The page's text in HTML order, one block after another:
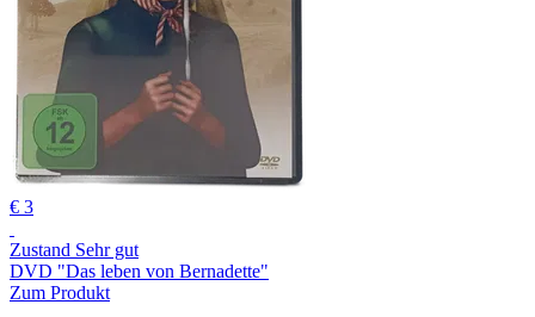
€ 3
Zustand Sehr gut
DVD "Das leben von Bernadette"
Zum Produkt